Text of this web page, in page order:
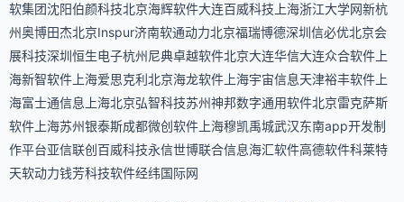
软集团沈阳伯颜科技北京海辉软件大连百威科技上海浙江大学网新杭
州奥博田杰北京Inspur济南软通动力北京福瑞博德深圳信必优北京会
展科技深圳恒生电子杭州尼典卓越软件北京大连华信大连众合软件上
海新智软件上海爱思克利北京海龙软件上海宇宙信息天津裕丰软件上
海富士通信息上海北京弘智科技苏州神邦数字通用软件北京雷克萨斯
软件上海苏州银泰斯成都微创软件上海穆凯禹城武汉东南app开发制
作平台亚信联创百威科技永信世博联合信息海汇软件高德软件科莱特
天软动力钱芳科技软件经纬国际网